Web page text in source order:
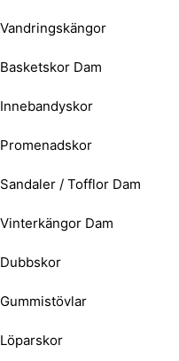
Vandringskängor
Basketskor Dam
Innebandyskor
Promenadskor
Sandaler / Tofflor Dam
Vinterkängor Dam
Dubbskor
Gummistövlar
Löparskor